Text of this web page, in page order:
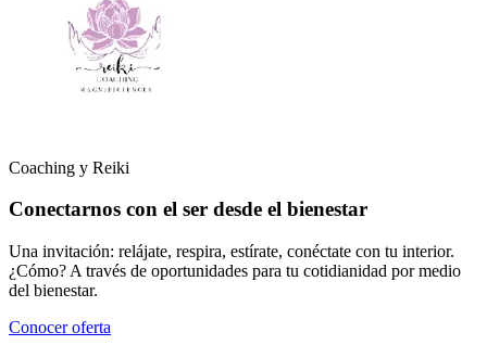
Coaching y Reiki
Conectarnos con el ser desde el bienestar
Una invitación: relájate, respira, estírate, conéctate con tu interior.
¿Cómo? A través de oportunidades para tu cotidianidad por medio
del bienestar.
Conocer oferta